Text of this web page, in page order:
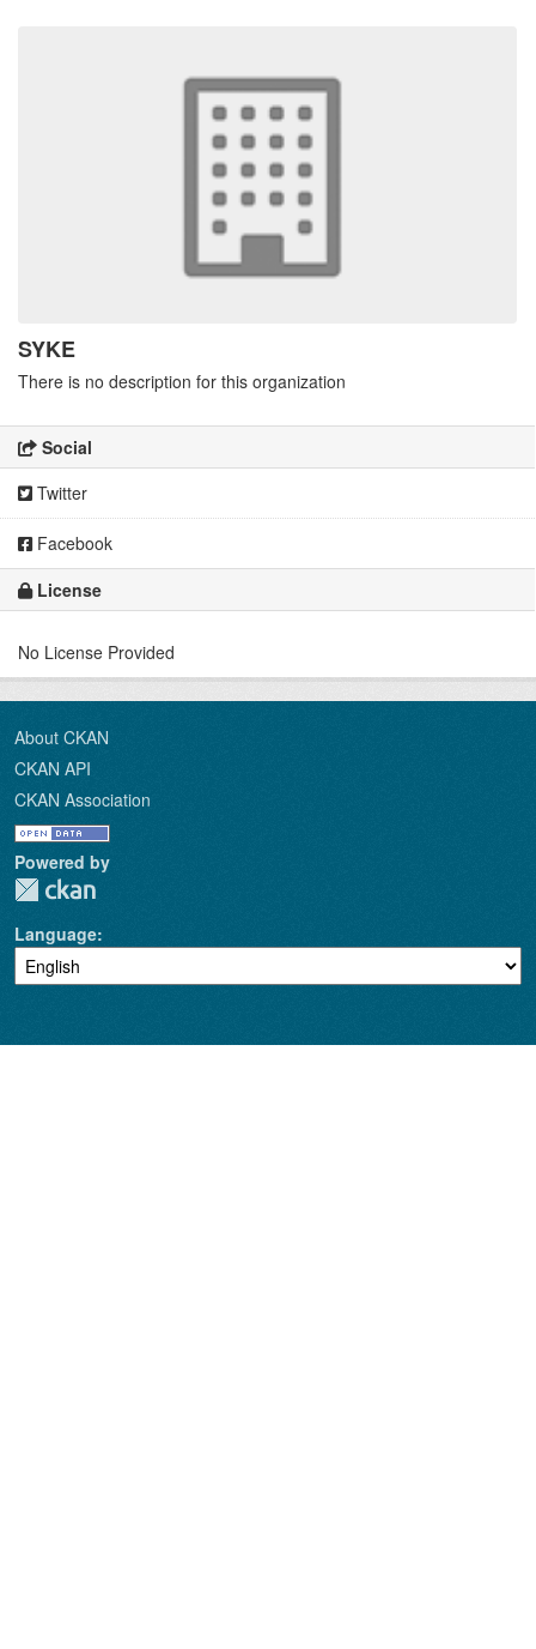
SYKE
There is no description for this organization
Social
Twitter
Facebook
License
No License Provided
About CKAN
CKAN API
CKAN Association
Powered by
Language